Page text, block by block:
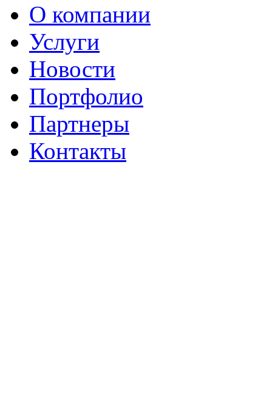
О компании
Услуги
Новости
Портфолио
Партнеры
Контакты